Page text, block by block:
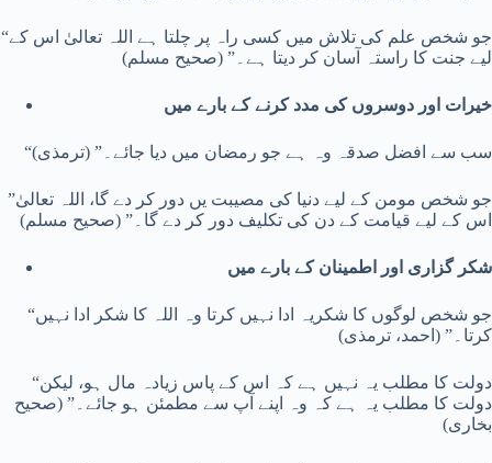
“جو شخص علم کی تلاش میں کسی راہ پر چلتا ہے اللہ تعالیٰ اس کے
لیے جنت کا راستہ آسان کر دیتا ہے۔” (صحیح مسلم)
خیرات اور دوسروں کی مدد کرنے کے بارے میں
“سب سے افضل صدقہ وہ ہے جو رمضان میں دیا جائے۔” (ترمذی)
”جو شخص مومن کے لیے دنیا کی مصیبت یں دور کر دے گا، اللہ تعالیٰ
اس کے لیے قیامت کے دن کی تکلیف دور کر دے گا۔” (صحیح مسلم)
شکر گزاری اور اطمینان کے بارے میں
“جو شخص لوگوں کا شکریہ ادا نہیں کرتا وہ اللہ کا شکر ادا نہیں
کرتا۔” (احمد، ترمذی)
“دولت کا مطلب یہ نہیں ہے کہ اس کے پاس زیادہ مال ہو، لیکن
دولت کا مطلب یہ ہے کہ وہ اپنے آپ سے مطمئن ہو جائے۔” (صحیح
بخاری)